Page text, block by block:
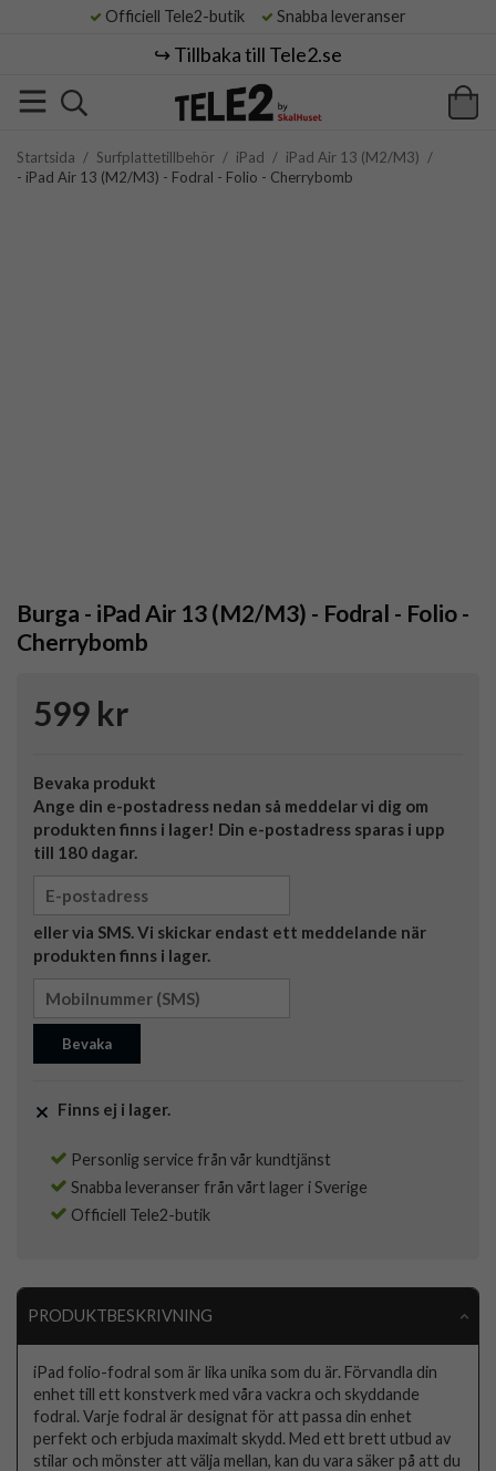
Officiell Tele2-butik Snabba leveranser
↪️ Tillbaka till Tele2.se
Startsida / Surfplattetillbehör / iPad / iPad Air 13 (M2/M3) /
- iPad Air 13 (M2/M3) - Fodral - Folio - Cherrybomb
Burga - iPad Air 13 (M2/M3) - Fodral - Folio -
Cherrybomb
599 kr
Bevaka produkt
Ange din e-postadress nedan så meddelar vi dig om
produkten finns i lager! Din e-postadress sparas i upp
till 180 dagar.
eller via SMS. Vi skickar endast ett meddelande när
produkten finns i lager.
Bevaka
Finns ej i lager.
Personlig service från vår kundtjänst
Snabba leveranser från vårt lager i Sverige
Officiell Tele2-butik
PRODUKTBESKRIVNING
iPad folio-fodral som är lika unika som du är. Förvandla din
enhet till ett konstverk med våra vackra och skyddande
fodral. Varje fodral är designat för att passa din enhet
perfekt och erbjuda maximalt skydd. Med ett brett utbud av
stilar och mönster att välja mellan, kan du vara säker på att du